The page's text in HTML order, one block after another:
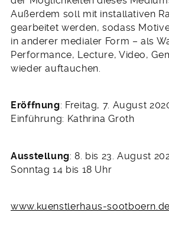
Außerdem soll mit installativen
gearbeitet werden, sodass
in anderer medialer Form – als
Performance, Lecture, Video,
wieder auftauchen.
Eröffnung: Freitag, 7. August
Einführung: Kathrina Groth
Ausstellung: 8. bis 23. August
Sonntag 14 bis 18 Uhr
www.kuenstlerhaus-sootboern.de